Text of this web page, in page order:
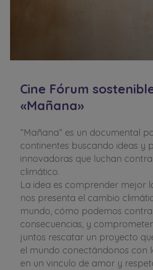
Cine Fórum
«Mañana»
“Mañana” es un documental
continentes buscando ideas y
innovadoras que luchan
climático.
La idea es comprender mejor
nos presenta el cambio
mundo, cómo podemos
consecuencias, y
juntos rescatar un proyecto
el mundo conectándonos con
en un vinculo de amor y